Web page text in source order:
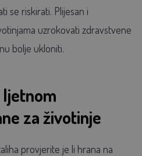
se riskirati. Plijesan i
uzrokovati zdravstvene
bolje ukloniti.
za životinje
provjerite je li hrana na